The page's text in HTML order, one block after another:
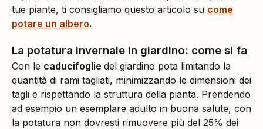
tue piante, ti consigliamo questo articolo su come
potare un albero.
La potatura invernale in giardino: come si fa
Con le caducifoglie del giardino pota limitando la
quantità di rami tagliati, minimizzando le dimensioni dei
tagli e rispettando la struttura della pianta. Prendendo
ad esempio un esemplare adulto in buona salute, con
la potatura non dovresti rimuovere più del 25% dei